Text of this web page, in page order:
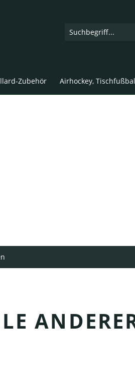
Zubehör Airhockey,